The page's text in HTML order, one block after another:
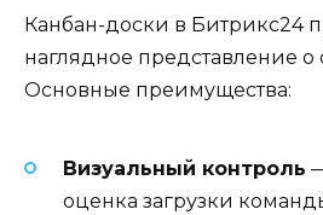
Канбан-доски в Битрикс24
наглядное представление о
Основные преимущества:
Визуальный контроль
оценка загрузки